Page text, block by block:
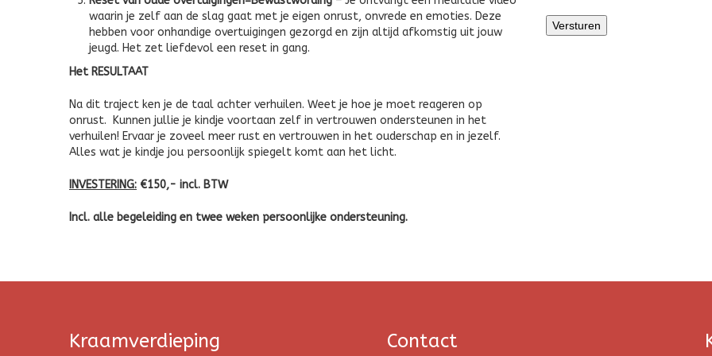
waarin je zelf aan de slag gaat met je eigen onrust, onvrede en emoties. Deze
hebben voor onhandige overtuigingen gezorgd en zijn altijd afkomstig uit jouw
jeugd. Het zet liefdevol een reset in gang.
Het RESULTAAT
Na dit traject ken je de taal achter verhuilen. Weet je hoe je moet reageren op
onrust. Kunnen jullie je kindje voortaan zelf in vertrouwen ondersteunen in het
verhuilen! Ervaar je zoveel meer rust en vertrouwen in het ouderschap en in jezelf.
Alles wat je kindje jou persoonlijk spiegelt komt aan het licht.
INVESTERING: €150,- incl. BTW
Incl. alle begeleiding en twee weken persoonlijke ondersteuning.
Kraamverdieping Contact